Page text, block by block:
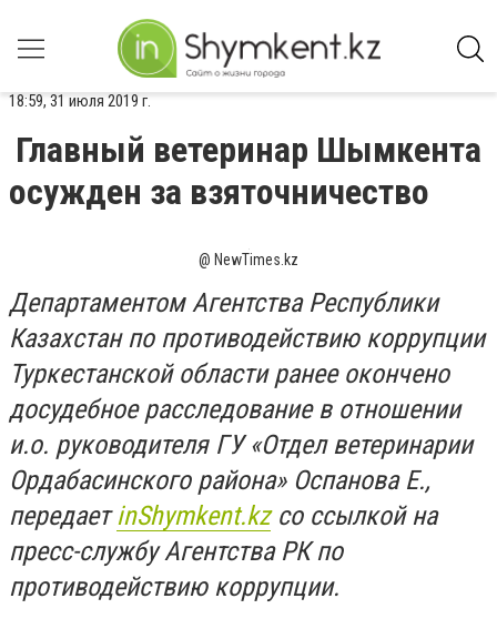
18:59, 31 июля 2019 г.
Главный ветеринар Шымкента
осужден за взяточничество
@ NewTimes.kz
Департаментом Агентства Республики
Казахстан по противодействию коррупции
Туркестанской области ранее окончено
досудебное расследование в отношении
и.о. руководителя ГУ «Отдел ветеринарии
Ордабасинского района» Оспанова Е.,
передаетinShymkent.kzсо ссылкой на
пресс-службу Агентства РК по
противодействию коррупции.